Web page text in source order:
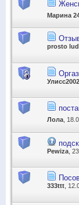
Марина
prosto
Улисс2002
Лола ,
Pewiza ,
333ttt ,